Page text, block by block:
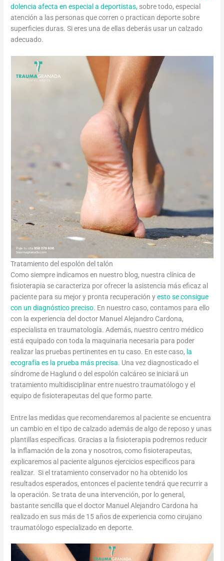
dolencia afecta en especial a deportistas, sobre todo, especial
atención a las personas que corren o practican deporte sobre
superficies duras. Si eres una de ellas deberás usar un calzado
adecuado.
Tratamiento del espolón del talón
Como siempre indicamos en nuestro blog, nuestra clínica de
fisioterapia se caracteriza por ofrecer la asistencia más eficaz al
paciente para su mejor y pronta recuperación yesto se consigue
con un diagnóstico preciso. En nuestro caso, contamos para ello
con la experiencia del doctor Manuel Alejandro Cardona,
especialista en traumatología. Además, nuestro centro médico
está equipado con toda la maquinaria necesaria para poder
realizar las pruebas pertinentes en tu caso. En este caso, la
ecografía es la prueba más precisa. Una vez diagnosticado el
síndrome de Haglund o del espolón calcáreo se iniciará un
tratamiento multidisciplinar entre nuestro traumatólogo y el
equipo de fisioterapeutas del que formo parte.
Entre las medidas que recomendaremos al paciente se encuentra
un cambio en el tipo de calzado además de algo de reposo y unas
plantillas específicas. Gracias a la fisioterapia podremos reducir
la inflamación de la zona y nosotros, como fisioterapeutas,
explicaremos al paciente algunos ejercicios específicos para
realizar. Si el tratamiento conservador no ha obtenido los
resultados esperados, entonces el paciente tendrá que recurrir a
la operación. Se trata de una intervención, por lo general,
bastante sencilla que el doctor Manuel Alejandro Cardona ha
realizado en sus más de 15 años de experiencia como cirujano
traumatólogo especializado en deporte.